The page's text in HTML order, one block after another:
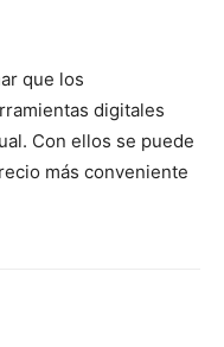
que los
digitales
Con ellos se puede
más conveniente